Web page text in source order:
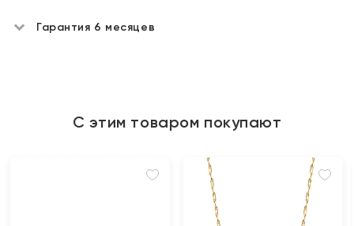
Гарантия 6 месяцев
С этим товаром покупают